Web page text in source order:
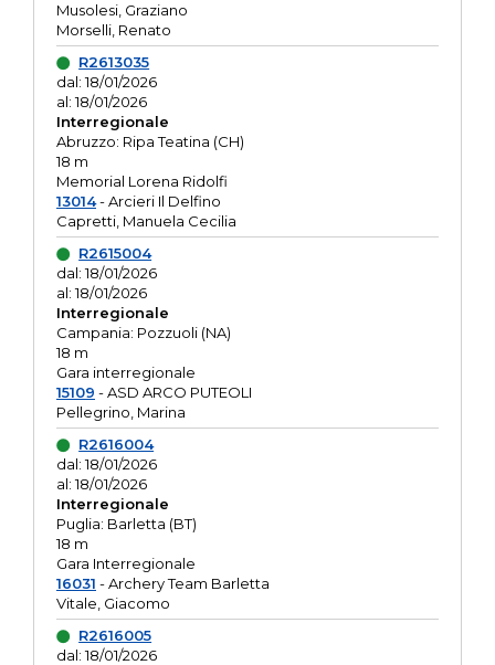
Musolesi, Graziano
Morselli, Renato
R2613035
dal: 18/01/2026
al: 18/01/2026
Interregionale
Abruzzo: Ripa Teatina (CH)
18 m
Memorial Lorena Ridolfi
13014- Arcieri Il Delfino
Capretti, Manuela Cecilia
R2615004
dal: 18/01/2026
al: 18/01/2026
Interregionale
Campania: Pozzuoli (NA)
18 m
Gara interregionale
15109 - ASD ARCO PUTEOLI
Pellegrino, Marina
R2616004
dal: 18/01/2026
al: 18/01/2026
Interregionale
Puglia: Barletta (BT)
18 m
Gara Interregionale
16031 - Archery Team Barletta
Vitale, Giacomo
R2616005
dal: 18/01/2026